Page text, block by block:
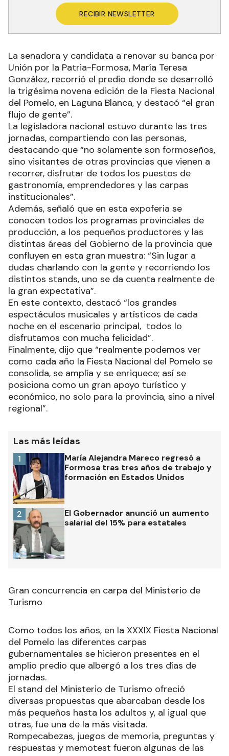
RECIBIR NEWSLETTER
La senadora y candidata a renovar su banca por
Unión por la Patria-Formosa, María Teresa
González, recorrió el predio donde se desarrolló
la trigésima novena edición de la Fiesta Nacional
del Pomelo, en Laguna Blanca, y destacó “el gran
flujo de gente”.
La legisladora nacional estuvo durante las tres
jornadas, compartiendo con las personas,
destacando que “no solamente son formoseños,
sino visitantes de otras provincias que vienen a
recorrer, disfrutar de todos los puestos de
gastronomía, emprendedores y las carpas
institucionales”.
Además, señaló que en esta expoferia se
conocen todos los programas provinciales de
producción, a los pequeños productores y las
distintas áreas del Gobierno de la provincia que
confluyen en esta gran muestra: “Sin lugar a
dudas charlando con la gente y recorriendo los
distintos stands, uno se da cuenta realmente de
la gran expectativa”.
En este contexto, destacó “los grandes
espectáculos musicales y artísticos de cada
noche en el escenario principal, todos lo
disfrutamos con mucha felicidad”.
Finalmente, dijo que “realmente podemos ver
como cada año la Fiesta Nacional del Pomelo se
consolida, se amplía y se enriquece; así se
posiciona como un gran apoyo turístico y
económico, no solo para la provincia, sino a nivel
regional”.
Las más leídas
María Alejandra Mareco regresó a
Formosa tras tres años de trabajo y
formación en Estados Unidos
1
El Gobernador anunció un aumento
salarial del 15% para estatales
2
Gran concurrencia en carpa del Ministerio de
Turismo
Como todos los años, en la XXXIX Fiesta Nacional
del Pomelo las diferentes carpas
gubernamentales se hicieron presentes en el
amplio predio que albergó a los tres días de
jornadas.
El stand del Ministerio de Turismo ofreció
diversas propuestas que abarcaban desde los
más pequeños hasta los adultos y, al igual que
otras, fue una de la más visitada.
Rompecabezas, juegos de memoria, preguntas y
respuestas y memotest fueron algunas de las